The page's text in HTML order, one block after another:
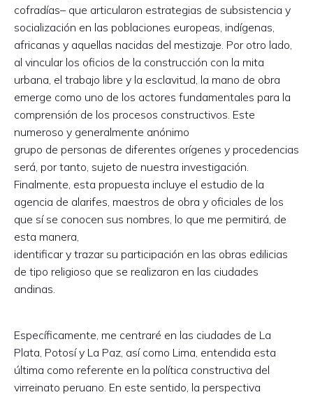
cofradías– que articularon estrategias de subsistencia y
socialización en las poblaciones europeas, indígenas,
africanas y aquellas nacidas del mestizaje. Por otro lado,
al vincular los oficios de la construcción con la mita
urbana, el trabajo libre y la esclavitud, la mano de obra
emerge como uno de los actores fundamentales para la
comprensión de los procesos constructivos. Este
numeroso y generalmente anónimo
grupo de personas de diferentes orígenes y procedencias
será, por tanto, sujeto de nuestra investigación.
Finalmente, esta propuesta incluye el estudio de la
agencia de alarifes, maestros de obra y oficiales de los
que sí se conocen sus nombres, lo que me permitirá, de
esta manera,
identificar y trazar su participación en las obras edilicias
de tipo religioso que se realizaron en las ciudades
andinas.
Específicamente, me centraré en las ciudades de La
Plata, Potosí y La Paz, así como Lima, entendida esta
última como referente en la política constructiva del
virreinato peruano. En este sentido, la perspectiva